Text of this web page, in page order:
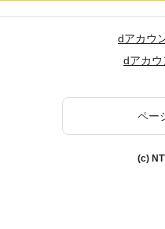
dアカウ
dアカウ
ペー
(c)